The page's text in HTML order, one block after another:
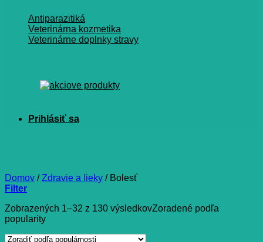
Antiparazitiká
Veterinárna kozmetika
Veterinárne doplnky stravy
Domov / Zdravie a lieky /Bolesť
Filter
Zobrazených 1–32 z 130 výsledkovZoradené podľa
popularity